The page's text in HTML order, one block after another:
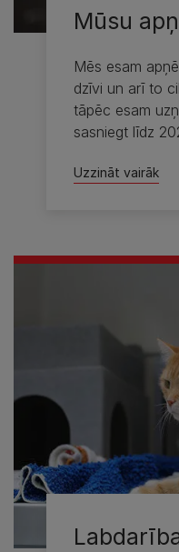
Mūsu
Mēs esam
dzīvi un arī to
tāpēc esam
sasniegt līdz
Uzzināt vairāk